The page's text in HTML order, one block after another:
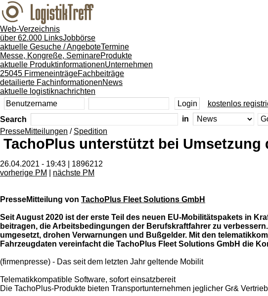
Web-Verzeichnis
über 62.000 LinksJobbörse
aktuelle Gesuche / AngeboteTermine
Messe, Kongreße, SeminareProdukte
aktuelle ProduktinformationenUnternehmen
25045 FirmeneinträgeFachbeiträge
detailierte FachinformationenNews
aktuelle logistiknachrichten
kostenlos
Search
in
PresseMitteilungen / Spedition
TachoPlus unterstützt bei Umsetzung
26.04.2021 - 19:43 | 1896212
vorherige PM
nächste PM
PresseMitteilung von TachoPlus Fleet Solutions GmbH
Seit August 2020 ist der erste Teil des neuen EU-Mobilitätspakets in
beitragen, die Arbeitsbedingungen der Berufskraftfahrer zu
umgesetzt, drohen Verwarnungen und Bußgelder. Mit den
Fahrzeugdaten vereinfacht die TachoPlus Fleet Solutions GmbH die
(firmenpresse) - Das seit dem letzten Jahr geltende Mobilit
Telematikkompatible Software, sofort einsatzbereit
Die TachoPlus-Produkte bieten Transportunternehmen jeglicher Gr&